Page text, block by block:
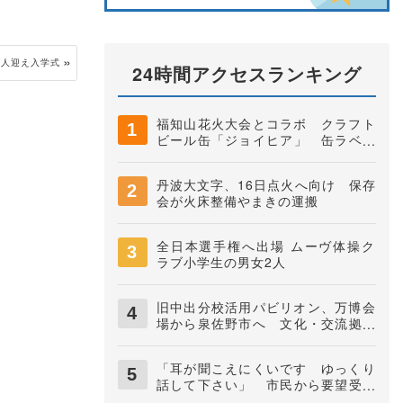
迎え入学式 24時間アクセスランキング
福知山花火大会とコラボ クラフト
ビール缶「ジョイヒア」 缶ラベル
丹波大文字、16日点火へ向け 保存
会が火床整備やまきの運搬
全日本選手権へ出場 ムーヴ体操ク
ラブ小学生の男女2人
旧中出分校活用パビリオン、万博会
場から泉佐野市へ 文化・交流拠点
「耳が聞こえにくいです ゆっくり
話して下さい」 市民から要望受け